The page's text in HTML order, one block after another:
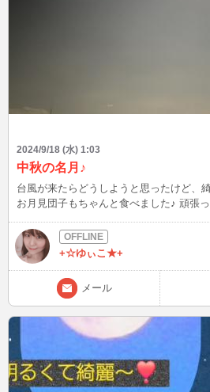
2024/9/18 (水) 1:03
中秋の名月♪
台風が来たらどうしようと思ったけど、
お月見団子もちゃんと食べました♪ 頑張って撮ったけど、これが限界
+☆ゆぃこ★+
メール